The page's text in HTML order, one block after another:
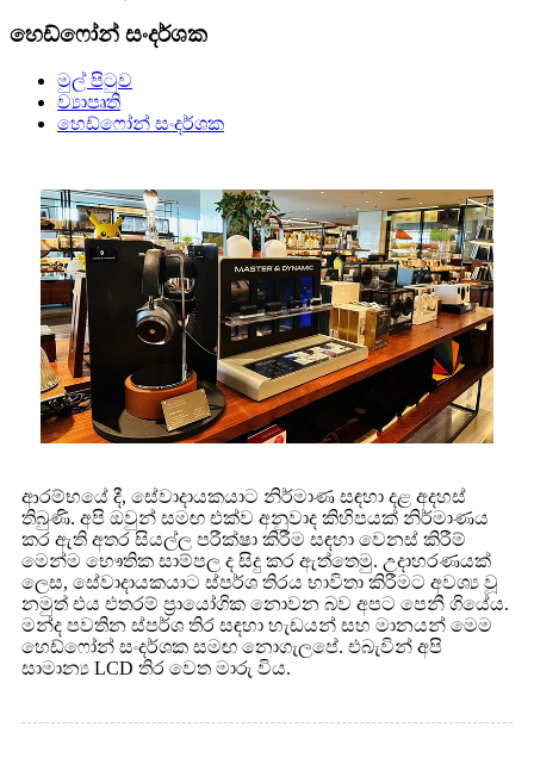
හෙඩ්ෆෝන් සංදර්ශක
මුල් පිටුව
ව්‍යාපෘති
හෙඩ්ෆෝන් සංදර්ශක
ආරම්භයේ දී, සේවාදායකයාට නිර්මාණ සඳහා දළ අදහස්
තිබුණි. අපි ඔවුන් සමඟ එක්ව අනුවාද කිහිපයක් නිර්මාණය
කර ඇති අතර සියල්ල පරීක්ෂා කිරීම සඳහා වෙනස් කිරීම්
මෙන්ම භෞතික සාම්පල ද සිදු කර ඇත්තෙමු. උදාහරණයක්
ලෙස, සේවාදායකයාට ස්පර්ශ තිරය භාවිතා කිරීමට අවශ්‍ය වූ
නමුත් එය එතරම් ප්‍රායෝගික නොවන බව අපට පෙනී ගියේය.
මන්ද පවතින ස්පර්ශ තිර සඳහා හැඩයන් සහ මානයන් මෙම
හෙඩ්ෆෝන් සංදර්ශක සමඟ නොගැලපේ. එබැවින් අපි
සාමාන්‍ය LCD තිර වෙත මාරු විය.